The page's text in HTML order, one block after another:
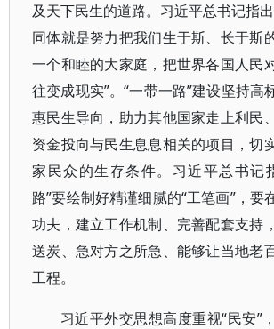
及天下民生的道路。习近平总书记指
同体就是努力把我们生于斯、长于斯
一个和睦的大家庭，把世界各国人民
往变成现实”。“一带一路”建设坚持高
惠民生导向，助力其他国家走上利民
资金投向与民生息息相关的项目，切
家民众的生存条件。习近平总书记
路”要绘制好精谨细腻的“工笔画”，要
功夫，建立工作机制、完善配套支持
送炭、急对方之所急、能够让当地老
工程。
习近平外交思想高度重视“民安”